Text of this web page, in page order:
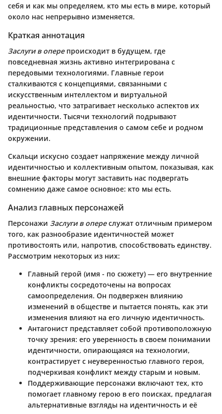
себя и как мы определяем, кто мы есть в мире, который
около нас непрерывно изменяется.
Краткая аннотация
Заслуги в оперепроисходит в будущем, где
повседневная жизнь активно интегрирована с
передовыми технологиями. Главные герои
сталкиваются с концепциями, связанными с
искусственным интеллектом и виртуальной
реальностью, что затрагивает несколько аспектов их
идентичности. Тысячи технологий подрывают
традиционные представления о самом себе и родном
окружении.
Скальци искусно создает напряжение между личной
идентичностью и коллективным опытом, показывая, как
внешние факторы могут заставить нас подвергать
сомнению даже самое основное: кто мы есть.
Анализ главных персонажей
Персонажи Заслуги в опереслужат отличным примером
того, как разнообразие идентичностей может
противостоять или, напротив, способствовать единству.
Рассмотрим некоторых из них:
Главный герой (имя - по сюжету) — его внутренние
конфликты сосредоточены на вопросах
самоопределения. Он подвержен влиянию
изменений в обществе и пытается понять, как эти
изменения влияют на его личную идентичность.
Антагонист представляет собой противоположную
точку зрения: его уверенность в своем понимании
идентичности, опирающаяся на технологии,
контрастирует с неуверенностью главного героя,
подчеркивая конфликт между старым и новым.
Поддерживающие персонажи включают тех, кто
помогает главному герою в его поисках, предлагая
альтернативные взгляды на идентичность и её